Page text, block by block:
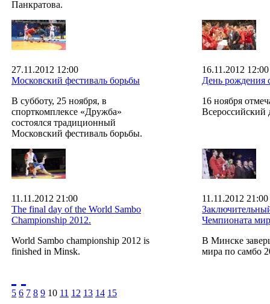
Панкратова.
27.11.2012 12:00
Московский фестиваль борьбы
В субботу, 25 ноября, в
спорткомплексе «Дружба»
состоялся традиционный
Московский фестиваль борьбы.
16.11.2012 12:00
День рождения
16 ноября
Всероссийский
11.11.2012 21:00
The final day of the World Sambo
Championship 2012.
World Sambo championship 2012 is
finished in Minsk.
11.11.2012 21:00
Чемпионата
В Минске
мира по самбо
5 6 7 8 9 10 11 12 13 14 15